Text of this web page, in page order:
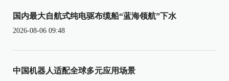
国内最大自航式纯电驱布缆船“蓝海领航”下水
2026-08-06 09:48
中国机器人适配全球多元应用场景